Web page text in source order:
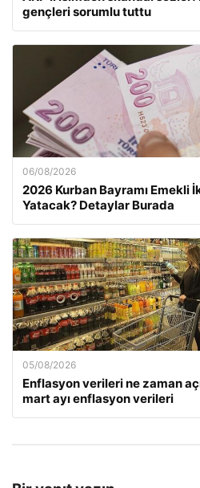
gençleri sorumlu tuttu
06/08/2026
2026 Kurban Bayramı Emekli
Yatacak? Detaylar Burada
05/08/2026
Enflasyon verileri ne zaman
mart ayı enflasyon verileri